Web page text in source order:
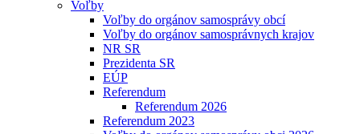
Voľby
Voľby do orgánov samosprávy obcí
Voľby do orgánov samosprávnych krajov
NR SR
Prezidenta SR
EÚP
Referendum
Referendum 2026
Referendum 2023